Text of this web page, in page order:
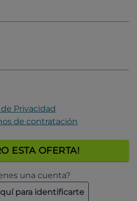
Privacidad
de contratación
ESTA OFERTA!
una cuenta?
para identificarte